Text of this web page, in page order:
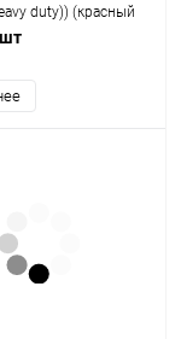
duty)) (красный